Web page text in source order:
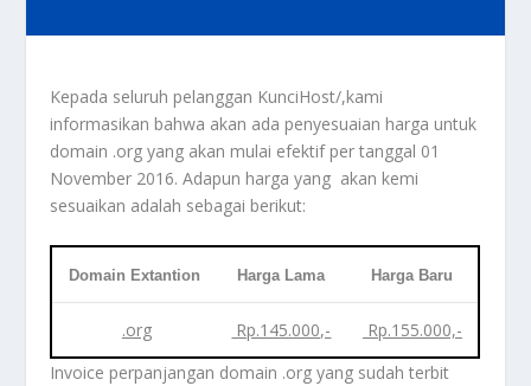
Kepada seluruh pelanggan KunciHost/,kami
informasikan bahwa akan ada penyesuaian harga untuk
domain .org yang akan mulai efektif per tanggal 01
November 2016. Adapun harga yang akan kemi
sesuaikan adalah sebagai berikut:
Domain Extantion Harga Lama Harga Baru
.org Rp.145.000,-
Rp.155.000,-
Invoice perpanjangan domain .org yang sudah terbit